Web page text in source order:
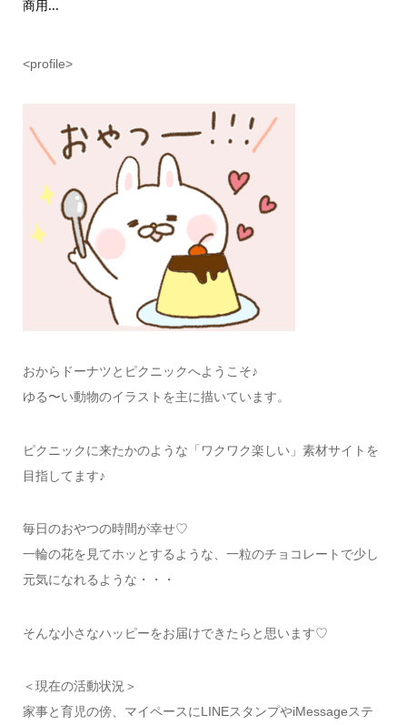
商用...
<profile>
おからドーナツとピクニックへようこそ♪
ゆる〜い動物のイラストを主に描いています。
ピクニックに来たかのような「ワクワク楽しい」素材サイトを
目指してます♪
毎日のおやつの時間が幸せ♡
一輪の花を見てホッとするような、一粒のチョコレートで少し
元気になれるような・・・
そんな小さなハッピーをお届けできたらと思います♡
＜現在の活動状況＞
家事と育児の傍、マイペースにLINEスタンプやiMessageステ